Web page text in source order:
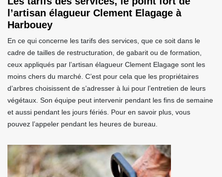
l’artisan élagueur Clement Elagage à
Harbouey
En ce qui concerne les tarifs des services, que ce soit dans le
cadre de tailles de restructuration, de gabarit ou de formation,
ceux appliqués par l’artisan élagueur Clement Elagage sont les
moins chers du marché. C’est pour cela que les propriétaires
d’arbres choisissent de s’adresser à lui pour l’entretien de leurs
végétaux. Son équipe peut intervenir pendant les fins de semaine
et aussi pendant les jours fériés. Pour en savoir plus, vous
pouvez l’appeler pendant les heures de bureau.